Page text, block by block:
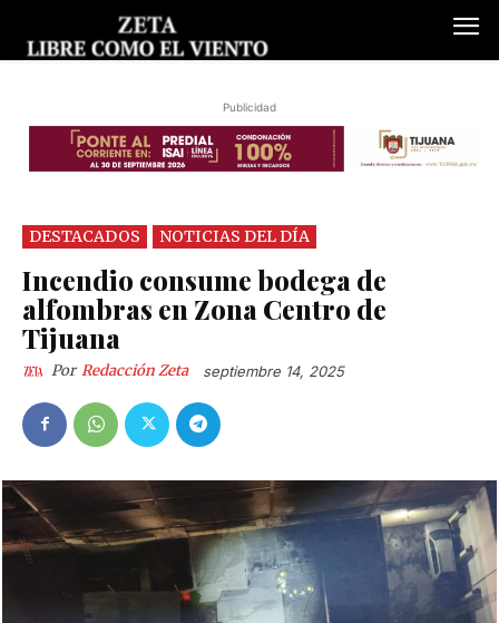
Publicidad
DESTACADOS NOTICIAS DEL DÍA
Incendio consume bodega de
alfombras en Zona Centro de
Tijuana
Por Redacción Zeta septiembre 14, 2025